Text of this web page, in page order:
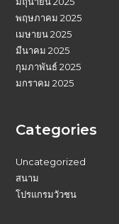
พฤษภาคม 2025
เมษายน 2025
มีนาคม 2025
กุมภาพันธ์ 2025
มกราคม 2025
Categories
Uncategorized
สนาม
โปรแกรมวัวชน